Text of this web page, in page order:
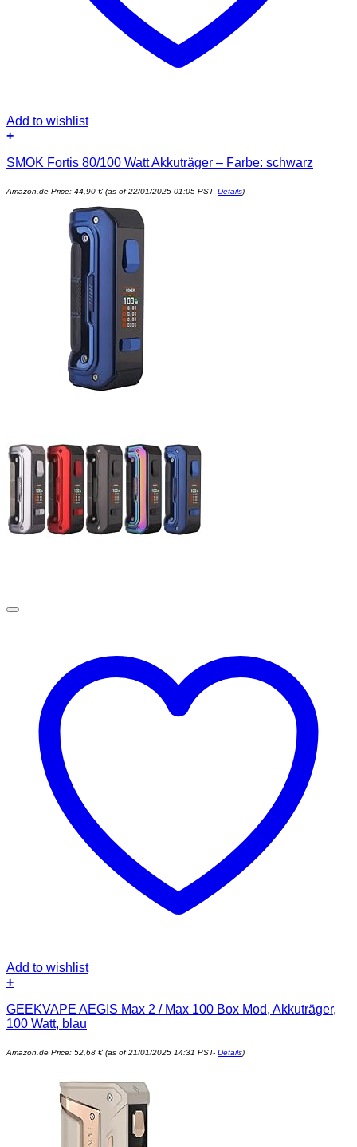
Add to wishlist
+
SMOK Fortis 80/100 Watt Akkuträger – Farbe: schwarz
Amazon.de Price: 44,90 € (as of 22/01/2025 01:05 PST- Details)
Add to wishlist
+
GEEKVAPE AEGIS Max 2 / Max 100 Box Mod, Akkuträger,
100 Watt, blau
Amazon.de Price: 52,68 € (as of 21/01/2025 14:31 PST- Details)